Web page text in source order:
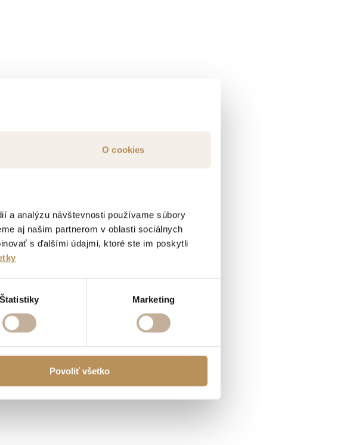
O cookies
a analýzu návštevnosti používame súbory
aj našim partnerom v oblasti sociálnych
s ďalšími údajmi, ktoré ste im poskytli
Štatistiky Marketing
Povoliť všetko